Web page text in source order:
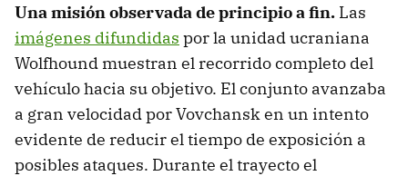
Una misión observada de principio a fin. Las
imágenes difundidas por la unidad ucraniana
Wolfhound muestran el recorrido completo del
vehículo hacia su objetivo. El conjunto avanzaba
a gran velocidad por Vovchansk en un intento
evidente de reducir el tiempo de exposición a
posibles ataques. Durante el trayecto el